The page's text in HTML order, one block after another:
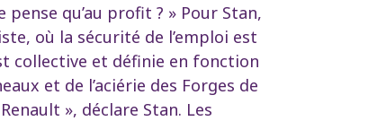
qu’au profit ? » Pour Stan,
où la sécurité de l’emploi est
collective et définie en fonction
et de l’aciérie des Forges de
», déclare Stan. Les